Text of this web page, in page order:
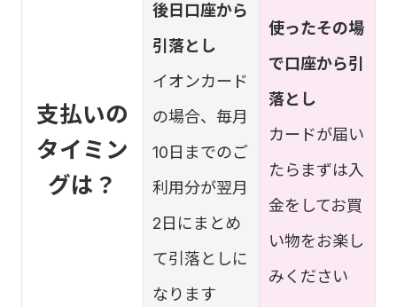
支払いの
タイミン
グは？
後日口座から
引落とし
イオンカード
の場合、毎月
10日までのご
利用分が翌月
2日にまとめ
て引落としに
なります
使ったその場
で口座から引
落とし
カードが届い
たらまずは入
金をしてお買
い物をお楽し
みください